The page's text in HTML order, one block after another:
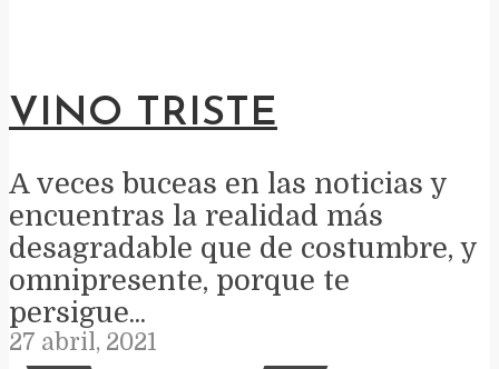
VINO TRISTE
A veces buceas en las noticias y
encuentras la realidad más
desagradable que de costumbre, y
omnipresente, porque te
persigue...
27 abril, 2021